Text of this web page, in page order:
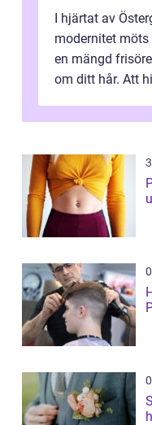
I hjärtat av
modernitet
en mängd
om ditt hår. Att